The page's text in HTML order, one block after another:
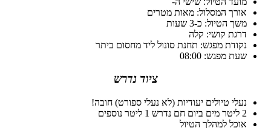
אורך המסלול: מאות מטרים
משך הטיול: כ-3 שעות
דרגת קושי: קלה
נקודת מפגש: תחנת סונול ליד מחסום ביתר
שעת מפגש: 08:00
ציוד נדרש
נעלי טיולים יעודיות (לא נעלי ספורט) חובה!
2 ליטר מים ביום חם נדרש 1 ליטר נוספים
אוכל למהלך הטיול